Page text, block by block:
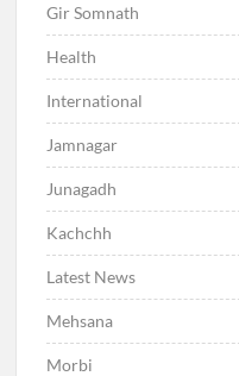
Gir Somnath
Health
International
Jamnagar
Junagadh
Kachchh
Latest News
Mehsana
Morbi